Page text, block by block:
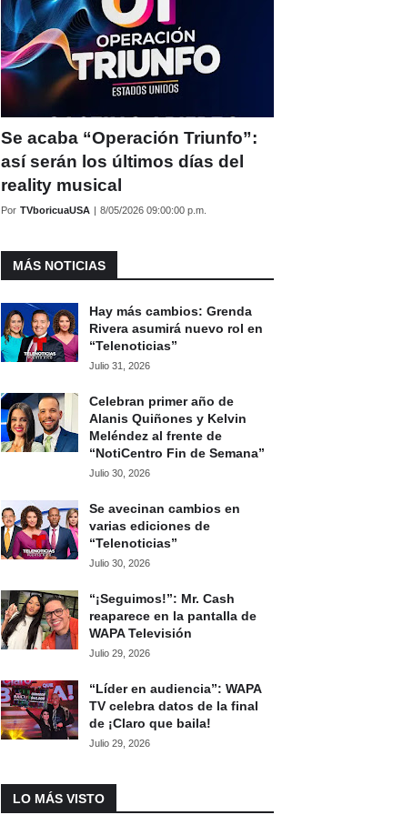
Se acaba “Operación Triunfo”:
así serán los últimos días del
reality musical
Por TVboricuaUSA | 8/05/2026 09:00:00 p.m.
MÁS NOTICIAS
Hay más cambios: Grenda
Rivera asumirá nuevo rol en
“Telenoticias”
Julio 31, 2026
Celebran primer año de
Alanis Quiñones y Kelvin
Meléndez al frente de
“NotiCentro Fin de Semana”
Julio 30, 2026
Se avecinan cambios en
varias ediciones de
“Telenoticias”
Julio 30, 2026
“¡Seguimos!”: Mr. Cash
reaparece en la pantalla de
WAPA Televisión
Julio 29, 2026
“Líder en audiencia”: WAPA
TV celebra datos de la final
de ¡Claro que baila!
Julio 29, 2026
LO MÁS VISTO